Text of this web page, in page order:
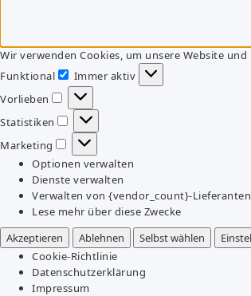
Wir verwenden Cookies, um unsere Website
Funktional
Funktional
Immer aktiv
Vorlieben
Vorlieben
Statistiken
Statistiken
Marketing
Marketing
Optionen verwalten
Dienste verwalten
Verwalten von {vendor_count}-Lieferanten
Lese mehr über diese Zwecke
Akzeptieren
Ablehnen Selbst wählen
Cookie-Richtlinie
Datenschutzerklärung
Impressum